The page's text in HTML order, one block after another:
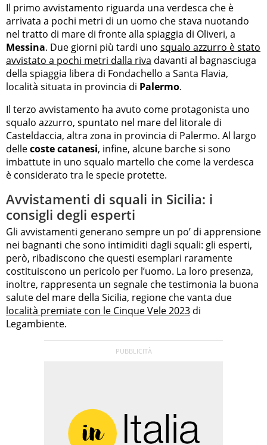
Il primo avvistamento riguarda una verdesca che è
arrivata a pochi metri di un uomo che stava nuotando
nel tratto di mare di fronte alla spiaggia di Oliveri, a
Messina. Due giorni più tardi uno squalo azzurro è stato
avvistato a pochi metri dalla riva davanti al bagnasciuga
della spiaggia libera di Fondachello a Santa Flavia,
località situata in provincia di Palermo.
Il terzo avvistamento ha avuto come protagonista uno
squalo azzurro, spuntato nel mare del litorale di
Casteldaccia, altra zona in provincia di Palermo. Al largo
dellecoste catanesi, infine, alcune barche si sono
imbattute in uno squalo martello che come la verdesca
è considerato tra le specie protette.
Avvistamenti di squali in Sicilia: i
consigli degli esperti
Gli avvistamenti generano sempre un po’ di apprensione
nei bagnanti che sono intimiditi dagli squali: gli esperti,
però, ribadiscono che questi esemplari raramente
costituiscono un pericolo per l’uomo. La loro presenza,
inoltre, rappresenta un segnale che testimonia la buona
salute del mare della Sicilia, regione che vanta due
località premiate con le Cinque Vele 2023 di
Legambiente.